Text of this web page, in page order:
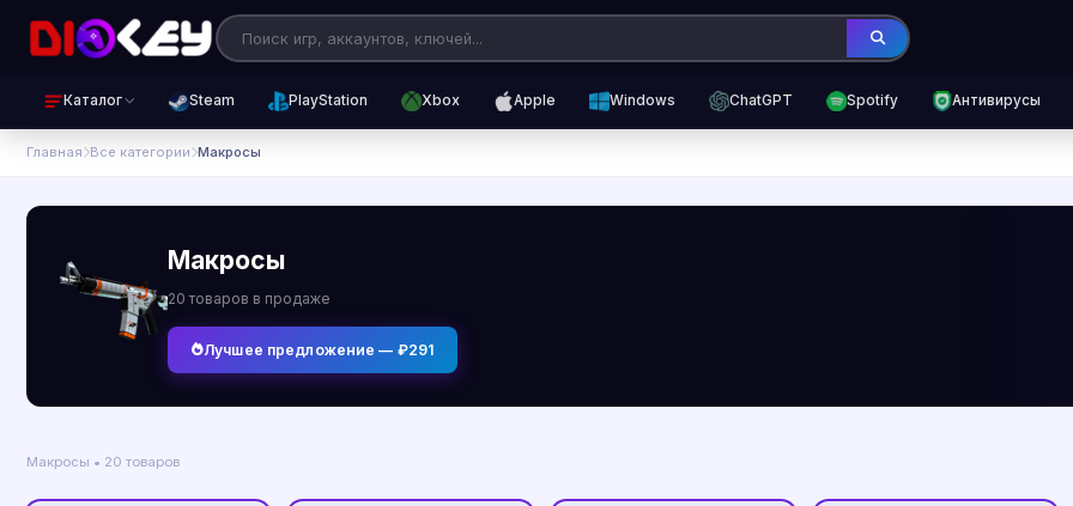
Каталог Steam PlayStation Xbox Apple Windows ChatGPT Spotify Антивирусы
Главная Все категории Макросы
Макросы
20 товаров в продаже
Лучшее предложение — ₽291
Макросы • 20 товаров